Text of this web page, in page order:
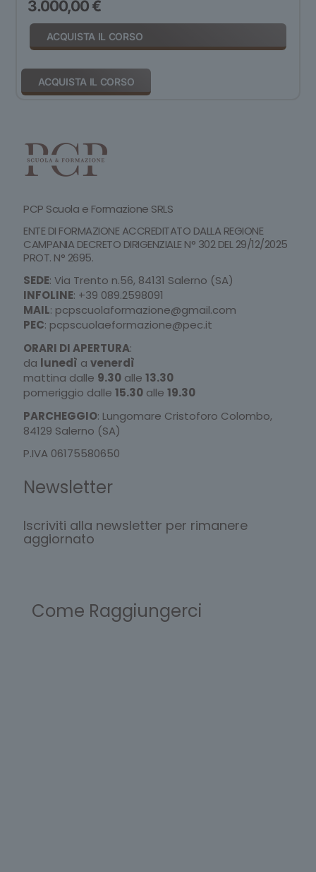
3.000,00 €
ACQUISTA IL CORSO
ACQUISTA IL CORSO
PCP Scuola e Formazione SRLS
ENTE DI FORMAZIONE ACCREDITATO DALLA REGIONE
CAMPANIA DECRETO DIRIGENZIALE N° 302 DEL 29/12/2025
PROT. N° 2695.
SEDE: Via Trento n.56, 84131 Salerno (SA)
INFOLINE: +39 089.2598091
MAIL: pcpscuolaformazione@gmail.com
PEC: pcpscuolaeformazione@pec.it
ORARI DI APERTURA:
da lunedì a venerdì
mattina dalle 9.30 alle 13.30
pomeriggio dalle 15.30 alle 19.30
PARCHEGGIO: Lungomare Cristoforo Colombo,
84129 Salerno (SA)
P.IVA 06175580650
Newsletter
Iscriviti alla newsletter per rimanere
aggiornato
Come Raggiungerci